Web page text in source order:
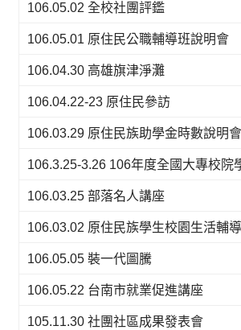
106.05.02 全校社團評鑑
106.05.01 原住民公職輔導班說明會
106.04.30 高雄旗津淨灘
106.04.22-23 原住民參訪
106.03.29 原住民族助學金時數說明會
106.3.25-3.26 106年度全國大專校院
106.03.25 部落名人講座
106.03.02 原住民族學生校園生活輔
106.05.05 裝一代圖騰
106.05.22 台南市就業促進講座
105.11.30 社團社區成果發表會